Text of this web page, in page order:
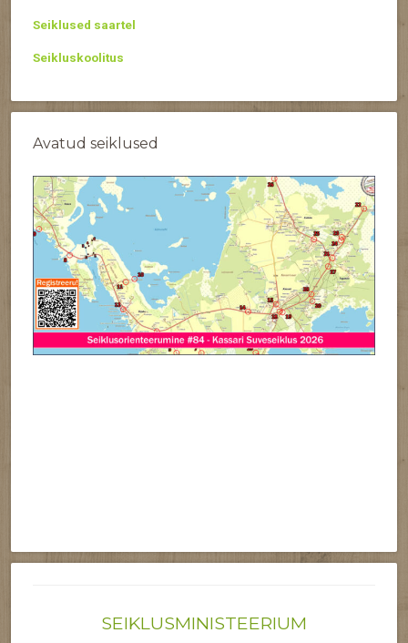
Seiklused saartel
Seikluskoolitus
Avatud seiklused
SEIKLUSMINISTEERIUM